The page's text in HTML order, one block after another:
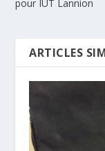
pour IUT Lannion
ARTICLES